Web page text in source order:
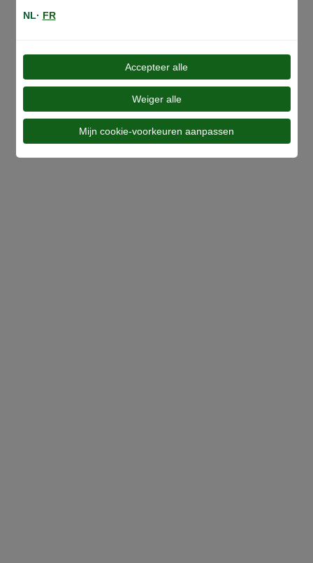
Al onze ranges
NL· FR
Accepteer alle
Weiger alle
Mijn cookie-voorkeuren aanpassen